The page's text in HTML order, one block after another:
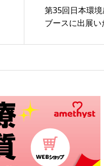
第35回日本環
ブースに出展い